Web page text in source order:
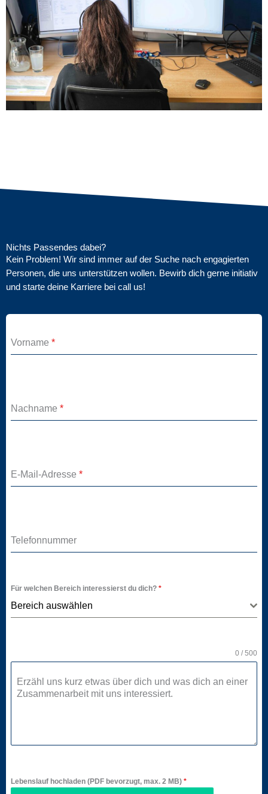
Nichts Passendes dabei?
Kein Problem! Wir sind immer auf der Suche nach engagierten
Personen, die uns unterstützen wollen. Bewirb dich gerne initiativ
und starte deine Karriere bei call us!
Vorname *
Nachname *
E-Mail-Adresse *
Telefonnummer
Für welchen Bereich interessierst du dich? *
Bereich auswählen
Erzähl uns kurz etwas über dich und was dich an einer
Zusammenarbeit mit uns interessiert.
0 / 500
Lebenslauf hochladen (PDF bevorzugt, max. 2 MB) *